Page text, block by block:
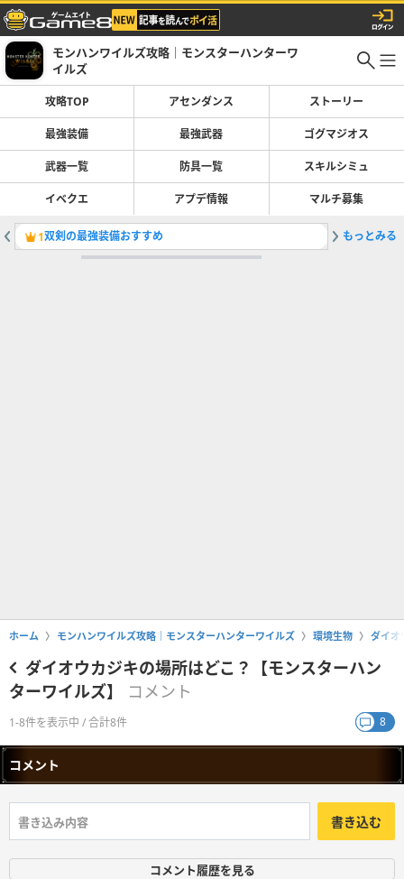
モンハンワイルズ攻略｜モンスターハンターワ
イルズ
攻略TOP アセンダンス ストーリー
最強装備 最強武器 ゴグマジオス
武器一覧 防具一覧 スキルシミュ
イベクエ アプデ情報 マルチ募集
1双剣の最強装備おすすめ 2巨戟ア
もっとみる
ホーム モンハンワイルズ攻略｜モンスターハンターワイルズ 環境生物 ダイオ
ダイオウカジキの場所はどこ？【モンスターハン
ターワイルズ】
コメント
1-8件を表示中 / 合計8件 8
コメント
書き込む
コメント履歴を見る